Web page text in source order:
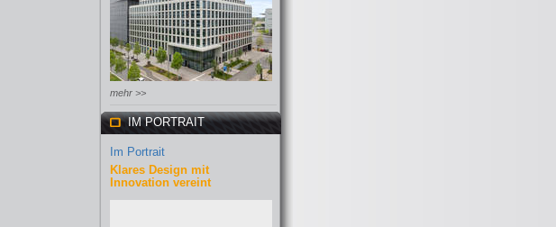
mehr >>
IM PORTRAIT
Im Portrait
Klares Design mit
Innovation vereint